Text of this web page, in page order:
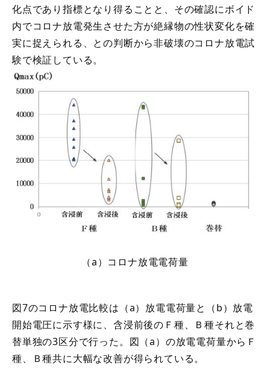
化点であり指標となり得ることと、その確認にボイド
内でコロナ放電発生させた方が絶縁物の性状変化を確
実に捉えられる、との判断から非破壊のコロナ放電試
験で検証している。
（a）コロナ放電電荷量
図7のコロナ放電比較は（a）放電電荷量と（b）放電
開始電圧に示す様に、含浸前後のＦ種、Ｂ種それと巻
替単独の3区分で行った。図（a）の放電電荷量からＦ
種、Ｂ種共に大幅な改善が得られている。